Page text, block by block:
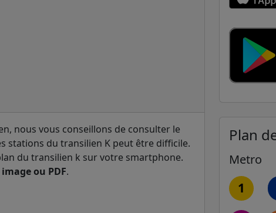
nous vous conseillons de consulter le
stations du transilien K peut être difficile.
du transilien k sur votre smartphone.
ou PDF.
Plan
Metro
1